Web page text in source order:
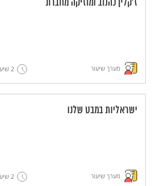
ז'קלין כהנוב ומוזיקה מחברת
מערך שיעור 2 שיעורים
ישראליות במבט שלנו
מערך שיעור 2 שיעורים